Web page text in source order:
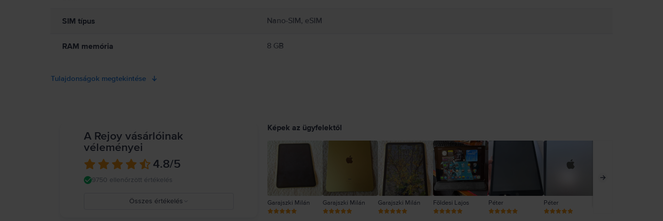
SIM típus Nano-SIM, eSIM
RAM memória 8 GB
Tulajdonságok megtekintése
A Rejoy vásárlóinak
véleményei
4.8/5
9750 ellenőrzött értékelés
Összes értékelés
Képek az ügyfelektől
Garajszki Milán Garajszki Milán Garajszki Milán Földesi Lajos Péter Péter